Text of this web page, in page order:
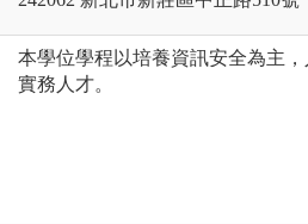
本學位學程以培養資訊安全為主
實務人才。